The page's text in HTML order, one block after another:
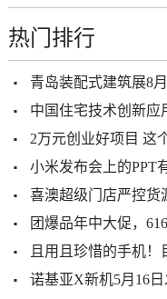
热门排行
青岛装配式建筑展8
中国住宅技术创新
2万元创业好项目 这个
小米发布会上的PPT有这
喜澳超级门店严控货
团爆品年中大促，
且用且珍惜的手机！目
诺基亚X新机5月16